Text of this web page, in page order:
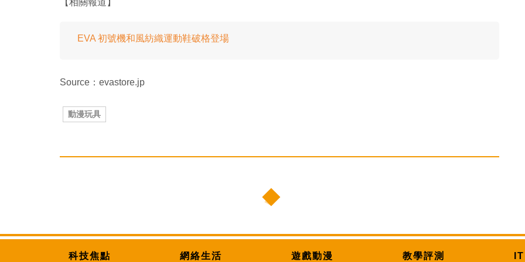
EVA 初號機和風紡織運動鞋破格登場
Source：evastore.jp
動漫玩具
科技焦點 網絡生活 遊戲動漫 教學評測